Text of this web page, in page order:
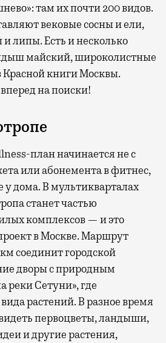
там ихпочти 200 видов.
вековые сосны и ели,
липы. Есть и несколько
майский, широколистные
книги Москвы.
на поиски!
план начинается не с
или абонемента в фитнес,
у дома. В мультикварталах
станет частью
комплексов — и это
в Москве. Маршрут
соединит городской
дворы с природным
реки Сетуни», где
растений. В разное время
первоцветы, ландыши,
и другие растения,